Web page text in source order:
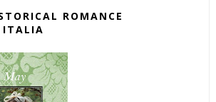
ROMANCE
ITALIA